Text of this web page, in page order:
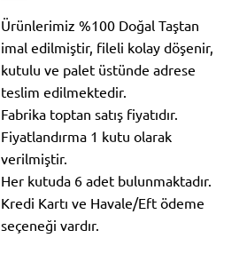
Ürünlerimiz %100 Doğal Taştan
imal edilmiştir, fileli kolay döşenir,
kutulu ve palet üstünde adrese
teslim edilmektedir.
Fabrika toptan satış fiyatıdır.
Fiyatlandırma 1 kutu olarak
verilmiştir.
Her kutuda 6 adet bulunmaktadır.
Kredi Kartı ve Havale/Eft ödeme
seçeneği vardır.